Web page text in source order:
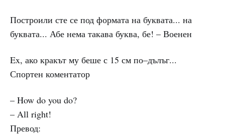
Построили сте се под формата на буквата... на
буквата... Абе нема такава буква, бе! – Военен
Ex, ако кракът му беше с 15 см по–дълъг...
Спортен коментатор
– How do you do?
– All right!
Превод: